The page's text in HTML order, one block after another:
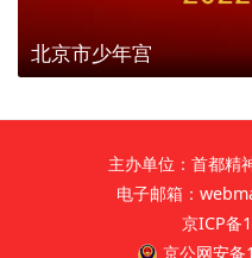
北京市少年宫
主办单位：首都精
电子邮箱：
京ICP备
京公网安